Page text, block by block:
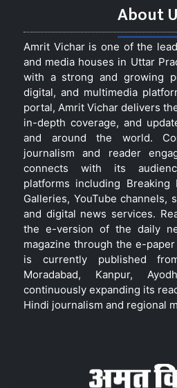
About
Amrit Vichar is one of the
and media houses in Uttar
with a strong and growing
digital, and multimedia
portal, Amrit Vichar delivers
in-depth coverage, and
and around the world.
journalism and reader
connects with its
platforms including Breaking
Galleries, YouTube channels,
and digital news services.
the e-version of the daily
magazine through the e-
is currently published
Moradabad, Kanpur,
continuously expanding its
Hindi journalism and regional